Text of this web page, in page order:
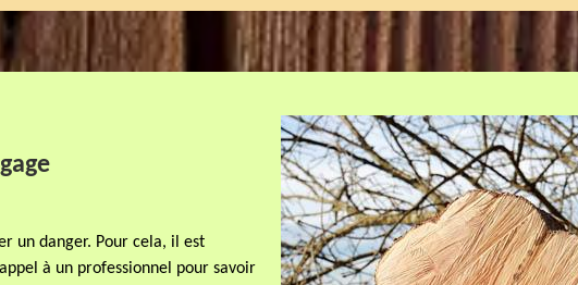
un danger. Pour cela, il est
à un professionnel pour savoir